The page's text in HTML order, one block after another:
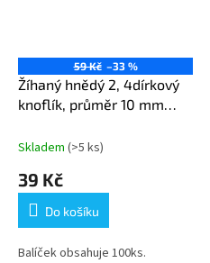
59 Kč –33 %
Žíhaný hnědý 2, 4dírkový
knoflík, průměr 10 mm
Skladem (>5 ks)
39 Kč
Do košíku
Balíček obsahuje 100ks.